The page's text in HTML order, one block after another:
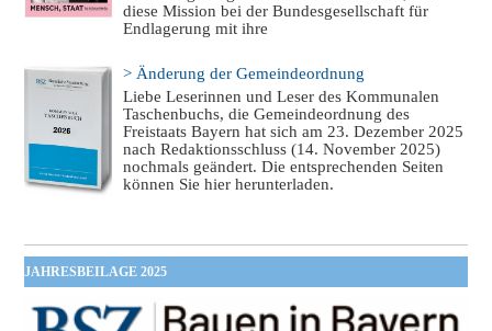
diese Mission bei der Bundesgesellschaft für
Endlagerung mit ihre
> Änderung der Gemeindeordnung
Liebe Leserinnen und Leser des Kommunalen
Taschenbuchs, die Gemeindeordnung des
Freistaats Bayern hat sich am 23. Dezember 2025
nach Redaktionsschluss (14. November 2025)
nochmals geändert. Die entsprechenden Seiten
können Sie hier herunterladen.
JAHRESBEILAGE 2025